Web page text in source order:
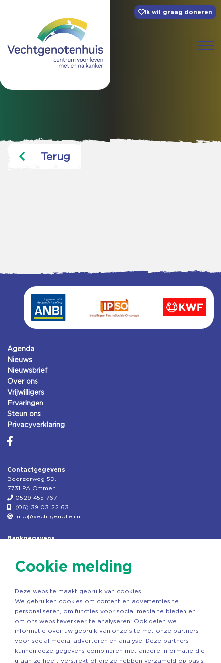
Ik wil graag doneren
Terug
Agenda
Nieuws
Nieuwsbrief
Over ons
Vrijwilligers
Ervaringen
Steun ons
Privacyverklaring
Contactgegevens
Beerzerweg 5D.
7731 PA Ommen
0529 455 767
(06) 39 03 22 63
info@vechtgenoten.nl
Bankgegevens
Rek.nr: NL85RABO0127579230
Copyright ©2026 Vechtgenoten
Cookie melding
Deze website maakt gebruik van cookies.
We gebruiken cookies om content en advertenties te
personaliseren, om functies voor social media te bieden en
om ons websiteverkeer te analyseren. Ook delen we
informatie over uw gebruik van onze site met onze partners
voor social media, adverteren en analyse. Deze partners
kunnen deze gegevens combineren met andere informatie die
u aan ze heeft verstrekt of die ze hebben verzameld op basis